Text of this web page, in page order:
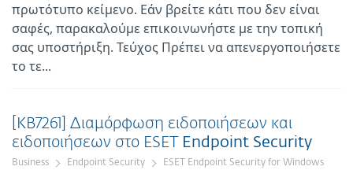
πρωτότυπο κείμενο. Εάν βρείτε κάτι που δεν είναι
σαφές, παρακαλούμε επικοινωνήστε με την τοπική
σας υποστήριξη. Τεύχος Πρέπει να απενεργοποιήσετε
το τε...
[KB7261] Διαμόρφωση ειδοποιήσεων και
ειδοποιήσεων στο ESET
Endpoint Security
Business Endpoint Security ESET Endpoint Security for Windows